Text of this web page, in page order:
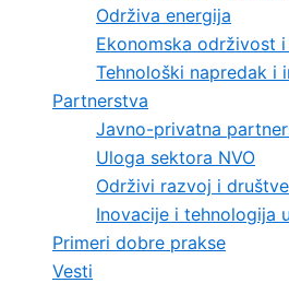
Održiva energija
Ekonomska održivost
Tehnološki napredak i
Partnerstva
Javno-privatna
Uloga sektora NVO
Održivi razvoj i
Inovacije i tehnologija
Primeri dobre prakse
Vesti